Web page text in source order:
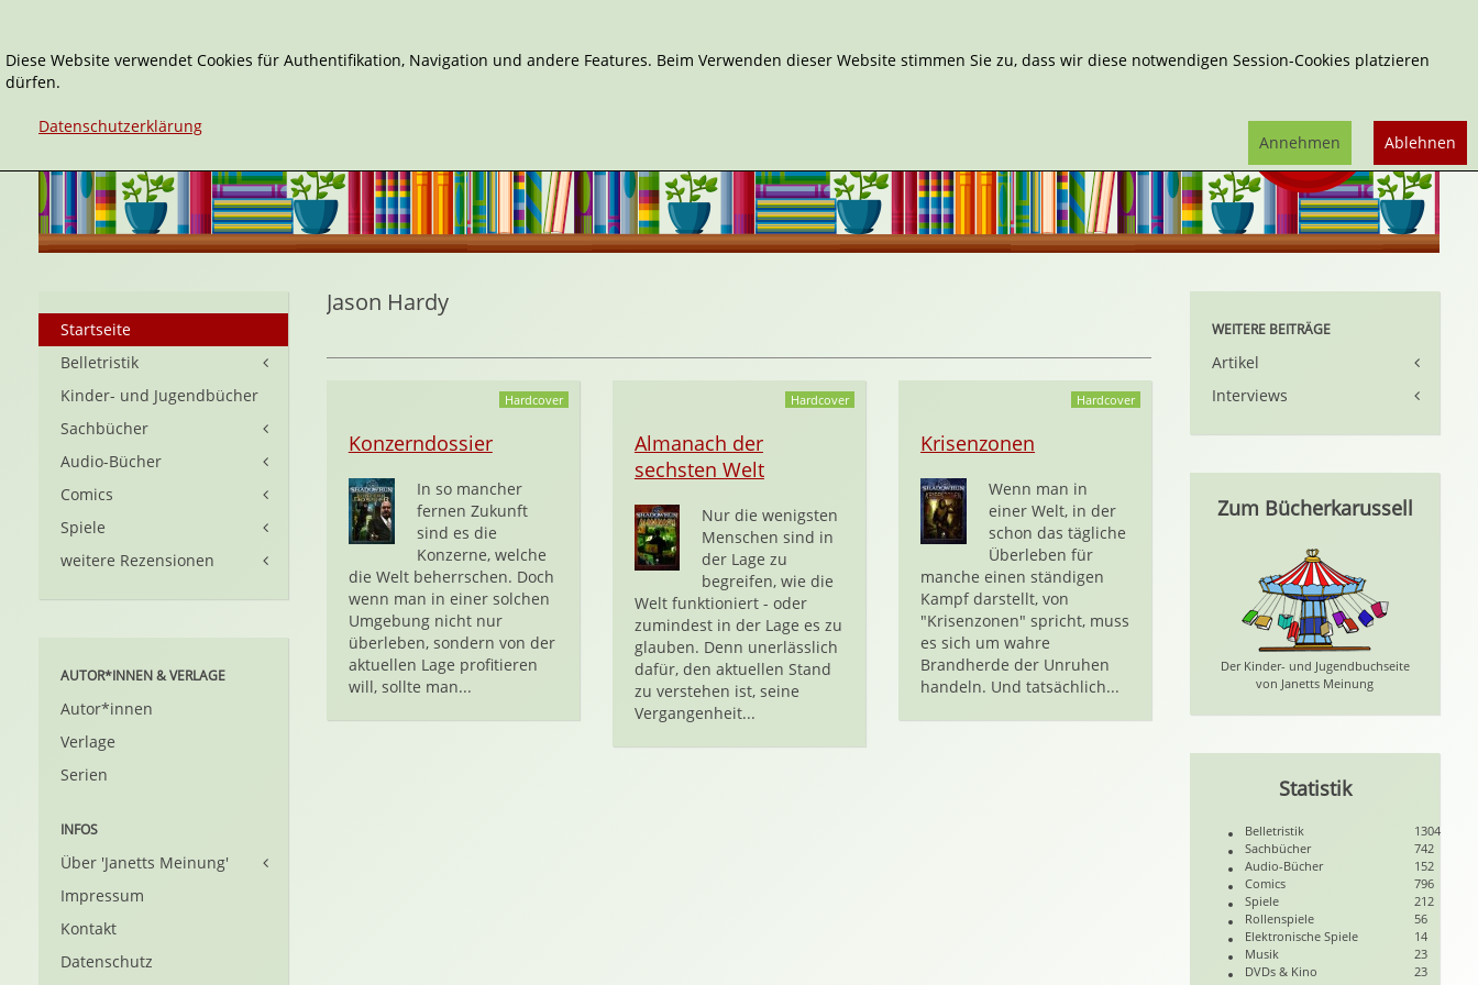
Jason Hardy
Hardcover
Konzerndossier
In so mancher
fernen Zukunft
sind es die
Konzerne, welche
die Welt beherrschen. Doch
wenn man in einer solchen
Umgebung nicht nur
überleben, sondern von der
aktuellen Lage profitieren
will, sollte man...
Hardcover
Almanach der
sechsten Welt
Nur die wenigsten
Menschen sind in
der Lage zu
begreifen, wie die
Welt funktioniert - oder
zumindest in der Lage es zu
glauben. Denn unerlässlich
dafür, den aktuellen Stand
zu verstehen ist, seine
Vergangenheit...
Hardcover
Krisenzonen
Wenn man in
einer Welt, in der
schon das tägliche
Überleben für
manche einen ständigen
Kampf darstellt, von
"Krisenzonen" spricht, muss
es sich um wahre
Brandherde der Unruhen
handeln. Und tatsächlich...
Startseite
Belletristik
Kinder- und Jugendbücher
Sachbücher
Audio-Bücher
Comics
Spiele
weitere Rezensionen
AUTOR*INNEN & VERLAGE
Autor*innen
Verlage
Serien
INFOS
Über 'Janetts Meinung'
Impressum
Kontakt
Datenschutz
WEITERE BEITRÄGE
Artikel
Interviews
Zum Bücherkarussell
Der Kinder- und Jugendbuchseite
von Janetts Meinung
Statistik
Belletristik
1304
Sachbücher
742
Audio-Bücher
152
Comics
796
Spiele
212
Rollenspiele
56
Elektronische Spiele
14
Musik
23
DVDs & Kino
23
Diese Website verwendet Cookies für Authentifikation, Navigation und andere Features. Beim Verwenden dieser Website stimmen Sie zu, dass wir diese notwendigen Session-Cookies platzieren
dürfen.
Datenschutzerklärung
Ablehnen
Annehmen